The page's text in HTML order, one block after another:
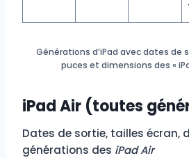
Générations d’iPad avec dates de
puces et dimensions des «
iPad Air (toutes
Dates de sortie, tailles écran,
générations des iPad Air